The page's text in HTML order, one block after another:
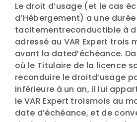
Le droit d’usage (et le cas
d’Hébergement) a une durée
tacitementreconductible à
adressé au VAR Expert trois
avant la dated’échéance.
où le Titulaire de la licence
reconduire le droitd’usage
inférieure à un an, il lui
le VAR Expert troismois au
date d’échéance, et de